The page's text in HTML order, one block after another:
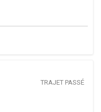
TRAJET PASSÉ